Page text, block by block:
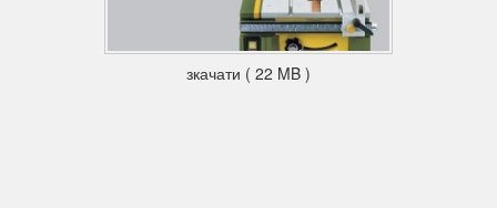
зкачати ( 22 MB )